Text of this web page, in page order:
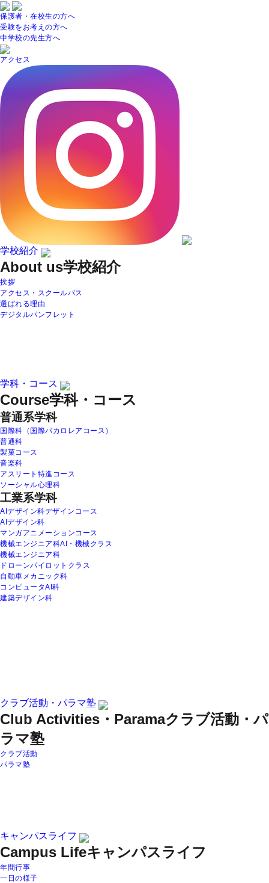
保護者・在校生の方へ
受験をお考えの方へ
中学校の先生方へ
アクセス
学校紹介
About us学校紹介
挨拶
アクセス・スクールバス
選ばれる理由
デジタルパンフレット
学科・コース
Course学科・コース
普通系学科
国際科（国際バカロレアコース）
普通科
製菓コース
音楽科
アスリート特進コース
ソーシャル心理科
工業系学科
AIデザイン科デザインコース
AIデザイン科
マンガアニメーションコース
機械エンジニア科AI・機械クラス
機械エンジニア科
ドローンパイロットクラス
自動車メカニック科
コンピュータAI科
建築デザイン科
クラブ活動・パラマ塾
Club Activities・Paramaクラブ活動・パ
ラマ塾
クラブ活動
パラマ塾
キャンパスライフ
Campus Lifeキャンパスライフ
年間行事
一日の様子